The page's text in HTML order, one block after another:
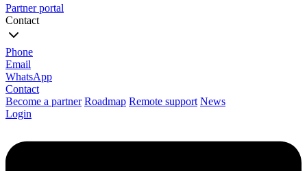
Partner portal
Contact
Phone
Email
WhatsApp
Contact
Become a partner Roadmap Remote support News
Login